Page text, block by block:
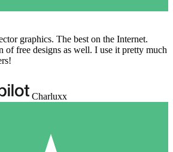
graphics. The best on the Internet.
of free designs as well. I use it pretty much
Charluxx